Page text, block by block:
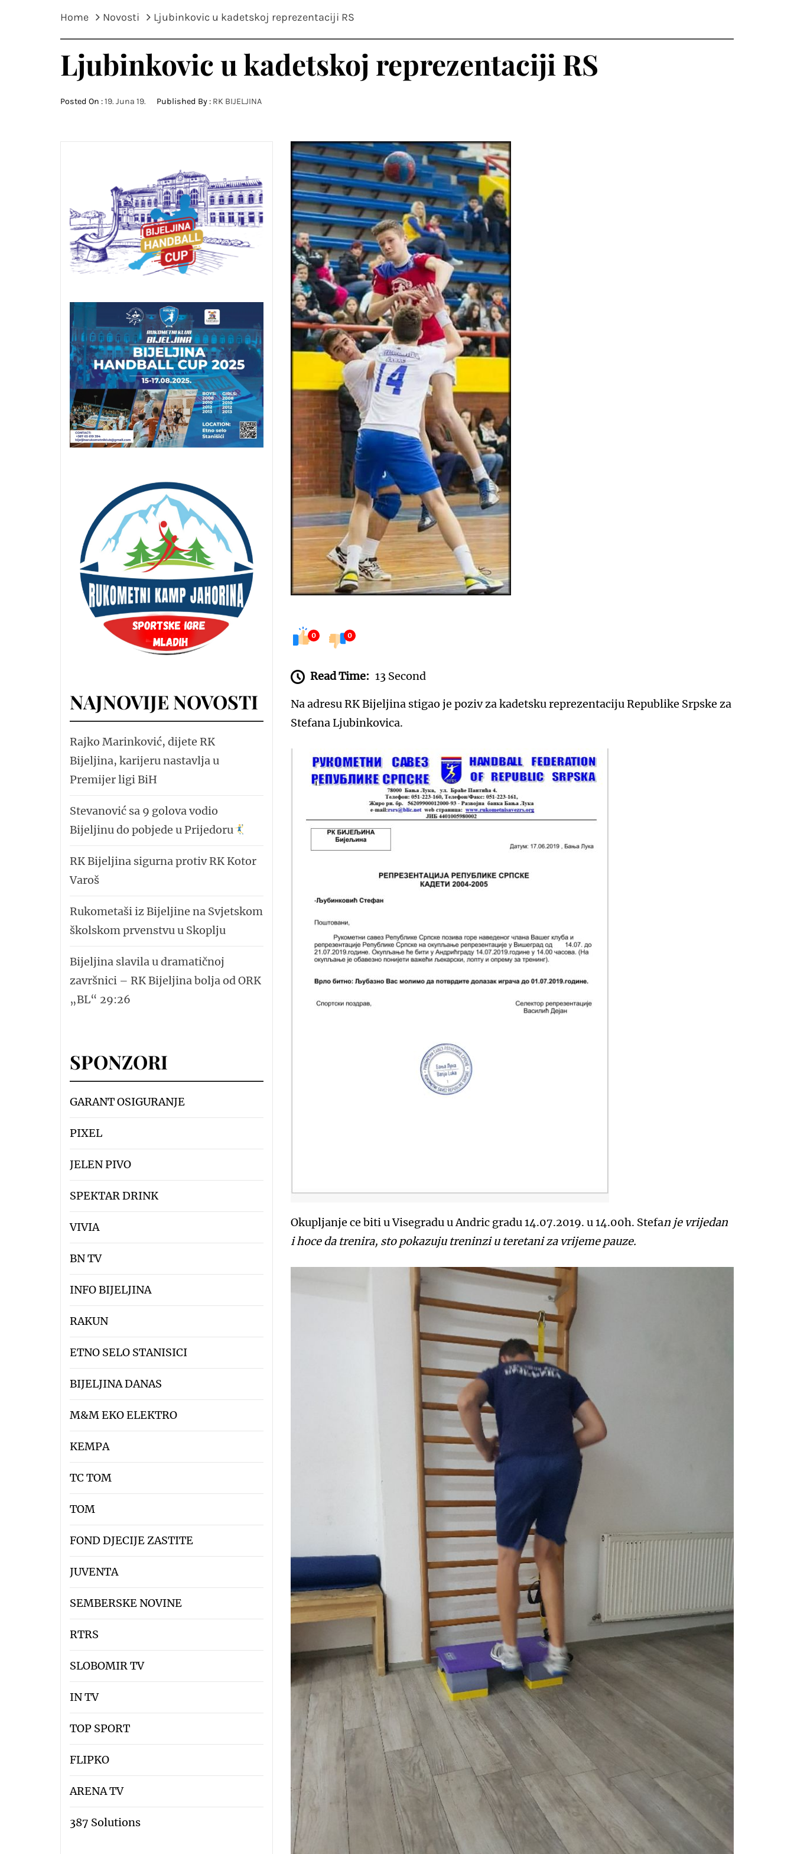
Home Novosti Ljubinkovic u kadetskoj reprezentaciji RS
Ljubinkovic u kadetskoj reprezentaciji RS
Posted On :19. Juna 19. Published By : RK BIJELJINA
0 0
Read Time: 13 Second
Na adresu RK Bijeljina stigao je poziv za kadetsku reprezentaciju Republike Srpske za
Stefana Ljubinkovica.
Okupljanje ce biti u Visegradu u Andric gradu 14.07.2019. u 14.00h. Stefan je vrijedan
i hoce da trenira, sto pokazuju treninzi u teretani za vrijeme pauze.
NAJNOVIJE NOVOSTI
Rajko Marinković, dijete RK
Bijeljina, karijeru nastavlja u
Premijer ligi BiH
Stevanović sa 9 golova vodio
Bijeljinu do pobjede u Prijedoru
RK Bijeljina sigurna protiv RK Kotor
Varoš
Rukometaši iz Bijeljine na Svjetskom
školskom prvenstvu u Skoplju
Bijeljina slavila u dramatičnoj
završnici – RK Bijeljina bolja od ORK
„BL“ 29:26
SPONZORI
GARANT OSIGURANJE
PIXEL
JELEN PIVO
SPEKTAR DRINK
VIVIA
BN TV
INFO BIJELJINA
RAKUN
ETNO SELO STANISICI
BIJELJINA DANAS
M&M EKO ELEKTRO
KEMPA
TC TOM
TOM
FOND DJECIJE ZASTITE
JUVENTA
SEMBERSKE NOVINE
RTRS
SLOBOMIR TV
IN TV
TOP SPORT
FLIPKO
ARENA TV
387 Solutions